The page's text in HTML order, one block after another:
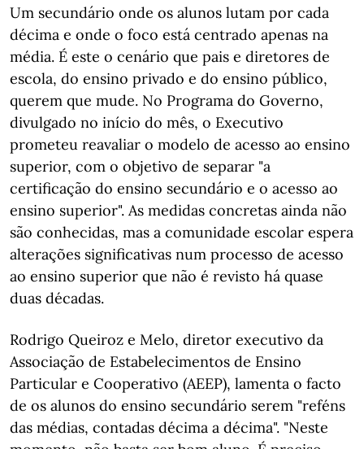
Um secundário onde os alunos lutam por cada
décima e onde o foco está centrado apenas na
média. É este o cenário que pais e diretores de
escola, do ensino privado e do ensino público,
querem que mude. No Programa do Governo,
divulgado no início do mês, o Executivo
prometeu reavaliar o modelo de acesso ao ensino
superior, com o objetivo de separar "a
certificação do ensino secundário e o acesso ao
ensino superior". As medidas concretas ainda não
são conhecidas, mas a comunidade escolar espera
alterações significativas num processo de acesso
ao ensino superior que não é revisto há quase
duas décadas.
Rodrigo Queiroz e Melo, diretor executivo da
Associação de Estabelecimentos de Ensino
Particular e Cooperativo (AEEP), lamenta o facto
de os alunos do ensino secundário serem "reféns
das médias, contadas décima a décima". "Neste